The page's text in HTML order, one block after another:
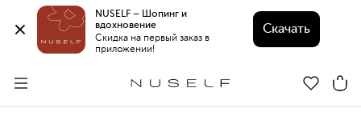
NUSELF – Шопинг и
вдохновение
Скидка на первый заказ в
приложении!
Скачать